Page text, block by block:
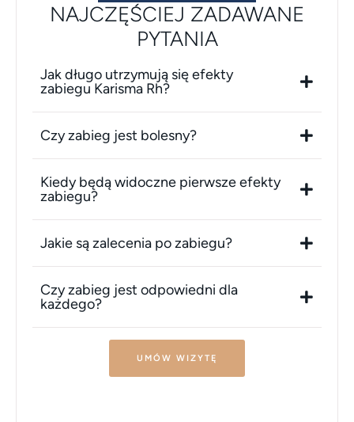
NAJCZĘŚCIEJ ZADAWANE
PYTANIA
Jak długo utrzymują się efekty
zabiegu Karisma Rh?
Czy zabieg jest bolesny?
Kiedy będą widoczne pierwsze efekty
zabiegu?
Jakie są zalecenia po zabiegu?
Czy zabieg jest odpowiedni dla
każdego?
UMÓW WIZYTĘ